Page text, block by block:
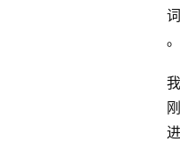
词
。
我
刚
进